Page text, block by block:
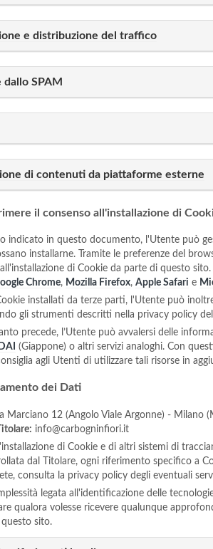
e distribuzione del traffico
dallo SPAM
di contenuti da piattaforme esterne
il consenso all'installazione di
indicato in questo documento, l'Utente può
installarne. Tramite le preferenze del
di Cookie da parte di questo
Chrome, Mozilla Firefox,Apple Safari e
installati da terze parti, l'Utente può
gli strumenti descritti nella privacy policy
precede, l’Utente può avvalersi delle
(Giappone) o altri servizi analoghi. Con
agli Utenti di utilizzare tali risorse in
dei Dati
Marciano 12 (Angolo Viale Argonne) - Milano
info@carbogninfiori.it
di Cookie e di altri sistemi di
dal Titolare, ogni riferimento specifico a
consulta la privacy policy degli eventuali
legata all'identificazione delle
qualora volesse ricevere qualunque
sito.